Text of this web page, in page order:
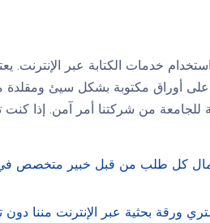
خدمات الكتابة عبر الإنترنت.
على أوراق مكتوبة بشكل سيئ
من شركتنا أمر آمن. إذا
كل طلب من قبل خبير متخصص في
ورقة بحثية عبر الإنترنت مننا